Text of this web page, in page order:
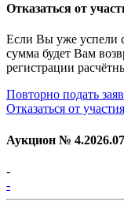
Отказаться от
Если Вы уже успели
сумма будет Вам
регистрации
Повторно подать
Отказаться от участия
Аукцион №
-
-